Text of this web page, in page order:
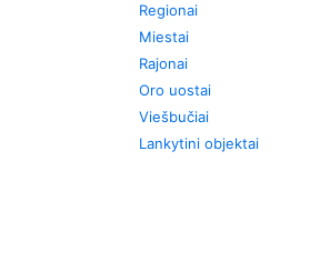
Regionai
Miestai
Rajonai
Oro uostai
Viešbučiai
Lankytini objektai